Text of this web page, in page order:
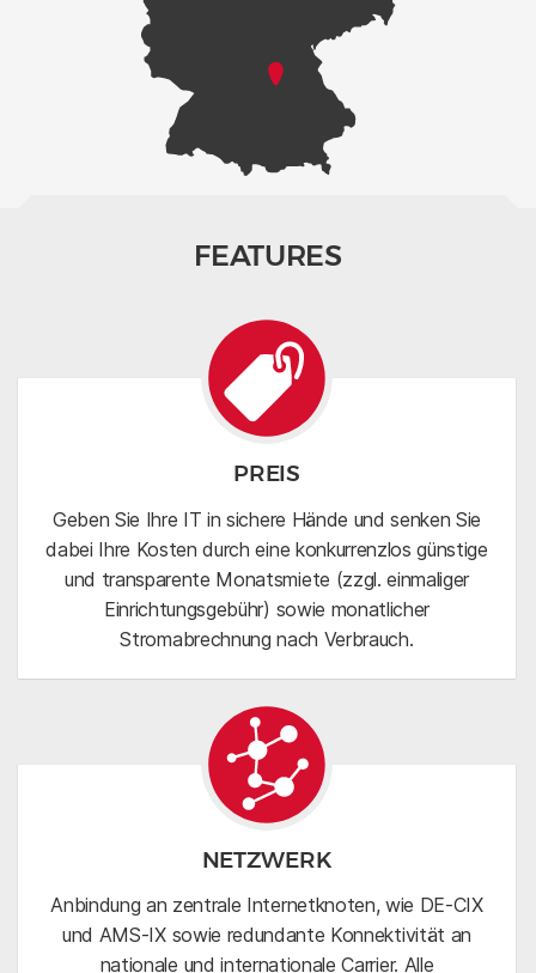
FEATURES
PREIS
Geben Sie Ihre IT in sichere Hände und senken Sie
dabei Ihre Kosten durch eine konkurrenzlos günstige
und transparente Monatsmiete (zzgl. einmaliger
Einrichtungsgebühr) sowie monatlicher
Stromabrechnung nach Verbrauch.
NETZWERK
Anbindung an zentrale Internetknoten, wie DE-CIX
und AMS-IX sowie redundante Konnektivität an
nationale und internationale Carrier. Alle